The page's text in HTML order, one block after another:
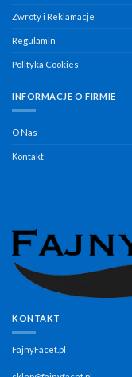
Zwroty i Reklamacje
Regulamin
Polityka Cookies
INFORMACJE O FIRMIE
O Nas
Kontakt
KONTAKT
FajnyFacet.pl